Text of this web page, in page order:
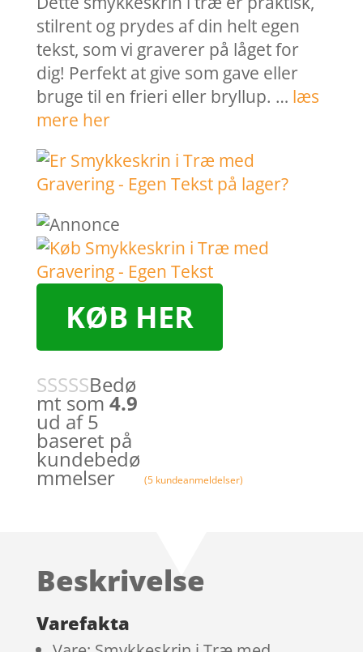
stilrent og prydes af din helt egen
tekst, som vi graverer på låget for
dig! Perfekt at give som gave eller
bruge til en frieri eller bryllup. … læs
mere her
KØB HER
Bedø
mt som 4.9
ud af 5
baseret på
kundebedø
mmelser (5 kundeanmeldelser)
Beskrivelse
Varefakta